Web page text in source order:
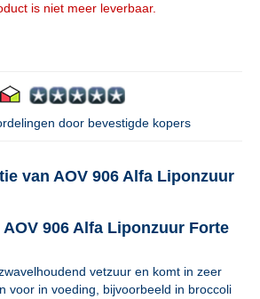
is niet meer leverbaar.
door bevestigde kopers
van AOV 906 Alfa Liponzuur
906 Alfa Liponzuur Forte
vetzuur en komt in zeer
voor in voeding, bijvoorbeeld in broccoli